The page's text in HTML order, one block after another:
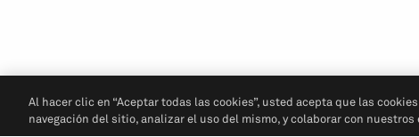
Al hacer clic en “Aceptar todas las cookies”, usted acepta que las
navegación del sitio, analizar el uso del mismo, y colaborar con